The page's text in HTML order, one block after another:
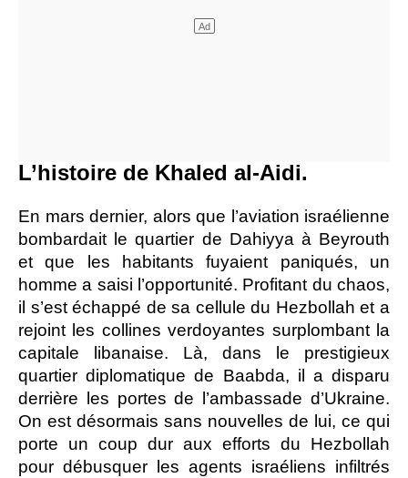
L’histoire de Khaled al-Aidi.
En mars dernier, alors que l’aviation israélienne
bombardait le quartier de Dahiyya à Beyrouth
et que les habitants fuyaient paniqués, un
homme a saisi l’opportunité. Profitant du chaos,
il s’est échappé de sa cellule du Hezbollah et a
rejoint les collines verdoyantes surplombant la
capitale libanaise. Là, dans le prestigieux
quartier diplomatique de Baabda, il a disparu
derrière les portes de l’ambassade d’Ukraine.
On est désormais sans nouvelles de lui, ce qui
porte un coup dur aux efforts du Hezbollah
pour débusquer les agents israéliens infiltrés